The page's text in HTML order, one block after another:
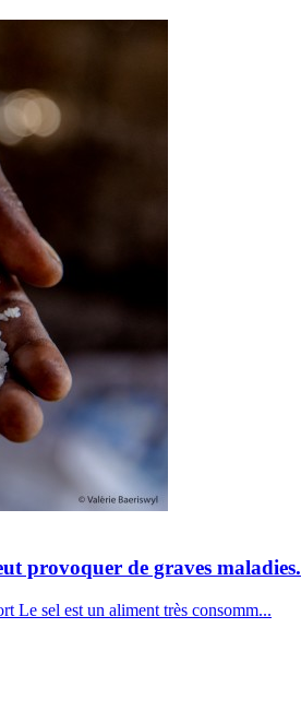
provoquer de graves maladies.
Le sel est un aliment très consomm...